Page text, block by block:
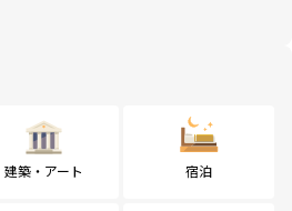
建築・アート 宿泊